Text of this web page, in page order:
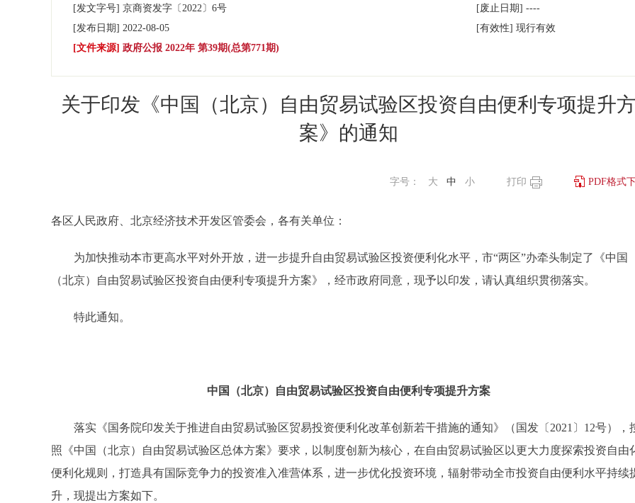
[发文字号] 京商资发字 〔2022〕 6号 [废止日期] ----
[发布日期] 2022-08-05 [有效性] 现行有效
[文件来源] 政府公报 2022年 第39期(总第771期)
关于印发《中国（北京）自由贸易试验区投资自由便利专项提升方
案》的通知
PDF格式
打印
字号： 大 中 小
各区人民政府、北京经济技术开发区管委会，各有关单位：
为加快推动本市更高水平对外开放，进一步提升自由贸易试验区投资便利化水平，市“两区”办牵头制定了《中国
（北京）自由贸易试验区投资自由便利专项提升方案》，经市政府同意，现予以印发，请认真组织贯彻落实。
特此通知。
中国（北京）自由贸易试验区投资自由便利专项提升方案
落实《国务院印发关于推进自由贸易试验区贸易投资便利化改革创新若干措施的通知》（国发〔2021〕12号），
照《中国（北京）自由贸易试验区总体方案》要求，以制度创新为核心，在自由贸易试验区以更大力度探索投资自由
便利化规则，打造具有国际竞争力的投资准入准营体系，进一步优化投资环境，辐射带动全市投资自由便利水平持续
升，现提出方案如下。